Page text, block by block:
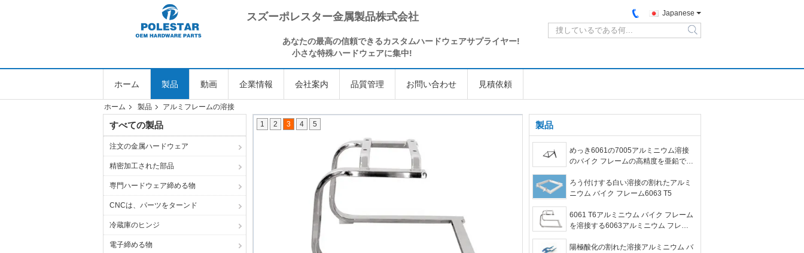
スズーポレスター金属製品株式会社
あなたの最高の信頼できるカスタムハードウェアサプライヤー!
小さな特殊ハードウェアに集中!
Japanese
search
ホーム 製品 動画 企業情報 会社案内 品質管理 お問い合わせ 見積依頼
ホーム 製品 アルミフレームの溶接
すべての製品
注文の金属ハードウェア
精密加工された部品
専門ハードウェア締める物
CNCは、パーツをターンド
冷蔵庫のヒンジ
電子締める物
1 2 3 4 5 製品
めっき6061の7005アルミニウム溶接
のバイク フレームの高精度を亜鉛でメ
ろう付けする白い溶接の割れたアルミ
ニウム バイク フレーム6063 T5
6061 T6アルミニウム バイク フレーム
を溶接する6063アルミニウム フレー
陽極酸化の割れた溶接アルミニウム バ